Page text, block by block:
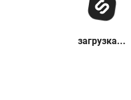
загрузка...